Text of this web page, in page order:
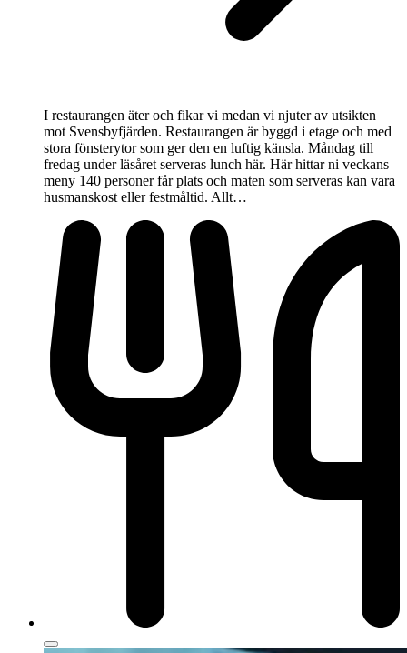
I restaurangen äter och fikar vi medan vi njuter av utsikten
mot Svensbyfjärden. Restaurangen är byggd i etage och med
stora fönsterytor som ger den en luftig känsla. Måndag till
fredag under läsåret serveras lunch här. Här hittar ni veckans
meny 140 personer får plats och maten som serveras kan vara
husmanskost eller festmåltid. Allt…